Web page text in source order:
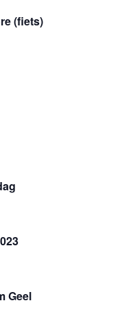
(fiets)
Geel